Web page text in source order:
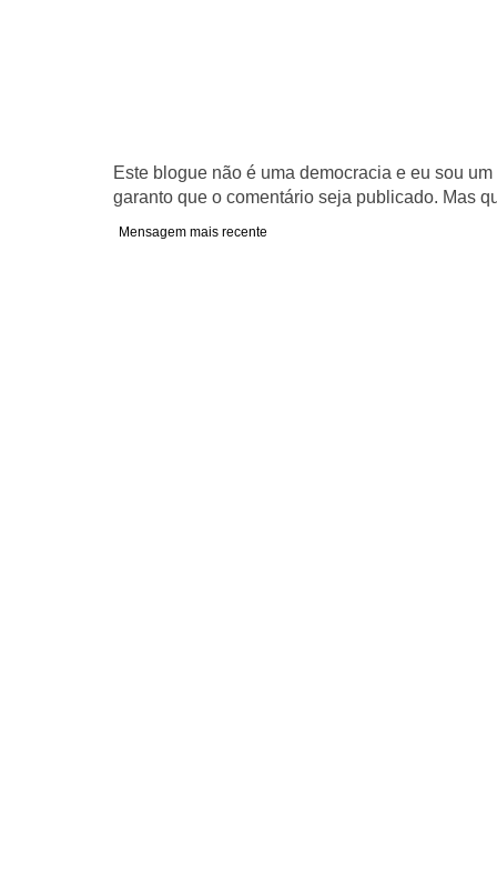
Este blogue não é uma democracia e eu sou
garanto que o comentário seja publicado. Mas
Mensagem mais recente